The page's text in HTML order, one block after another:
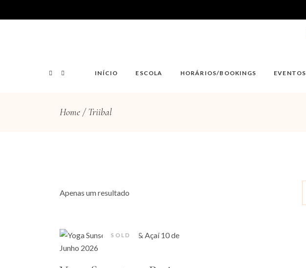
INÍCIO ESCOLA HORÁRIOS/BOOKINGS EVENTOS
Home Triibal
Apenas um resultado
SOLD